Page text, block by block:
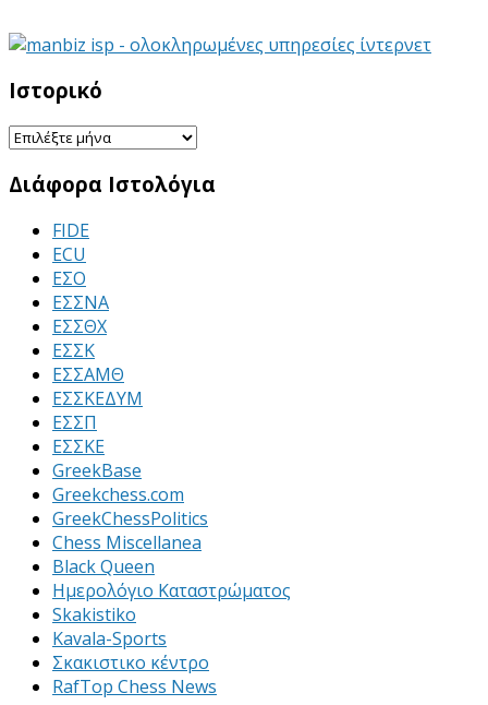
Ιστορικό
Ιστορικό
Διάφορα Ιστολόγια
FIDE
ECU
ΕΣΟ
ΕΣΣΝΑ
ΕΣΣΘΧ
ΕΣΣΚ
ΕΣΣΑΜΘ
ΕΣΣΚΕΔΥΜ
ΕΣΣΠ
ΕΣΣΚΕ
GreekBase
Greekchess.com
GreekChessPolitics
Chess Miscellanea
Black Queen
Ημερολόγιο Καταστρώματος
Skakistiko
Kavala-Sports
Σκακιστικο κέντρο
RafTop Chess News